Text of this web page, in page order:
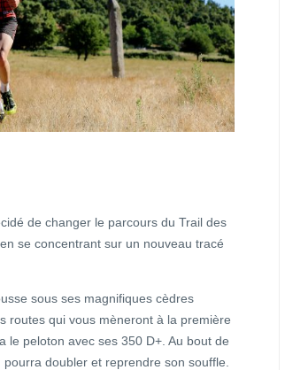
de changer le parcours du Trail des
se concentrant sur un nouveau tracé
sous ses magnifiques cèdres
routes qui vous mèneront à la première
le peloton avec ses 350 D+. Au bout de
doubler et reprendre son souffle.